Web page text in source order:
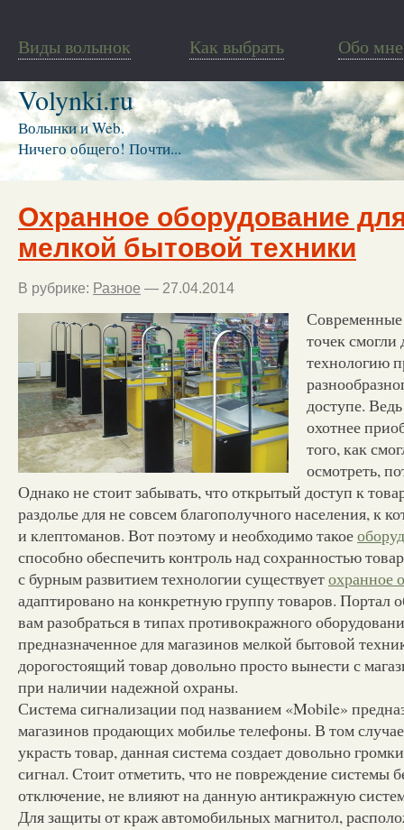
Виды волынок Как выбрать Обо мне
Volynki.ru
Волынки и Web.
Ничего общего! Почти...
Охранное оборудование
мелкой бытовой техники
В рубрике: Разное — 27.04.2014
Современные
точек смогли
технологию
доступе.
охотнее
того, как
осмотреть,
Однако не стоит забывать, что открытый доступ к
раздолье для не совсем благополучного населения, к
и клептоманов. Вот поэтому и необходимо такое
способно обеспечить контроль над сохранностью
с бурным развитием технологии существуетохранное
адаптировано на конкретную группу товаров. Портал
вам разобраться в типах противокражного
предназначенное для магазинов мелкой бытовой
дорогостоящий товар довольно просто вынести с
при наличии надежной охраны.
Система сигнализации под названием «Mobile»
магазинов продающих мобилье телефоны. В том
украсть товар, данная система создает довольно
сигнал. Стоит отметить, что не повреждение системы
отключение, не влияют на данную антикражную
Для защиты от краж автомобильных магнитол,